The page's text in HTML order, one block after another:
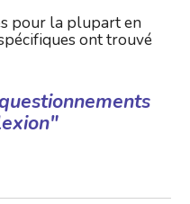
pour la plupart en
ont trouvé